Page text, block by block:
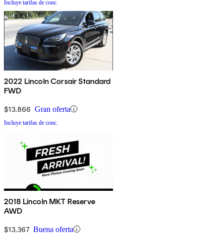
Incluye tarifas de conc.
2022 Lincoln Corsair Standard
FWD
$13,866 Gran oferta
Incluye tarifas de conc.
2018 Lincoln MKT Reserve
AWD
$13,367 Buena oferta